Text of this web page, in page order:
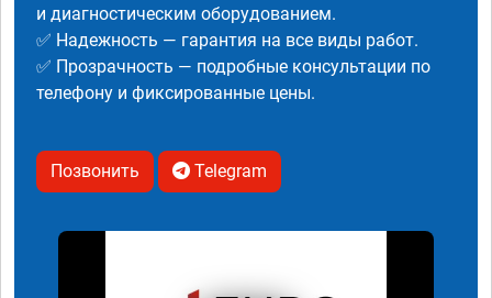
и диагностическим оборудованием.
✅ Надежность — гарантия на все виды работ.
✅ Прозрачность — подробные консультации по
телефону и фиксированные цены.
Позвонить Telegram